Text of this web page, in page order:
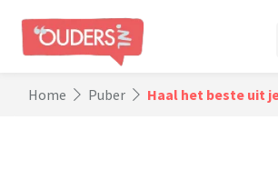
Home Puber Haal het beste uit